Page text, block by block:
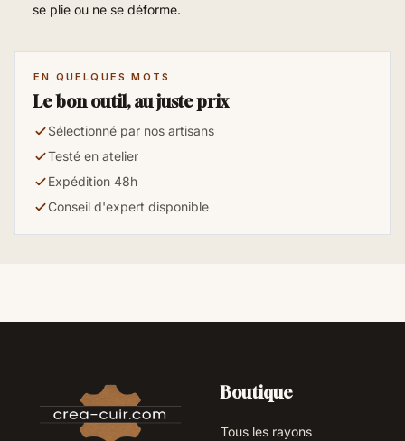
se plie ou ne se déforme.
EN QUELQUES MOTS
Le bon outil, au juste prix
Sélectionné par nos artisans
Testé en atelier
Expédition 48h
Conseil d'expert disponible
Boutique
Tous les rayons